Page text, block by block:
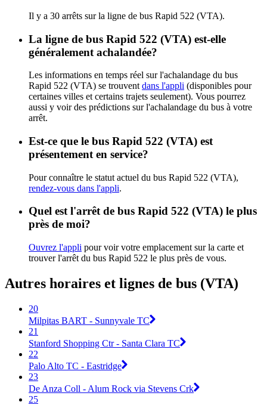
Il y a 30 arrêts sur la ligne de bus Rapid 522 (VTA).
La ligne de bus Rapid 522 (VTA) est-elle
généralement achalandée?
Les informations en temps réel sur l'achalandage du bus
Rapid 522 (VTA) se trouvent dans l'appli (disponibles pour
certaines villes et certains trajets seulement). Vous pourrez
aussi y voir des prédictions sur l'achalandage du bus à votre
arrêt.
Est-ce que le bus Rapid 522 (VTA) est
présentement en service?
Pour connaître le statut actuel du bus Rapid 522 (VTA),
rendez-vous dans l'appli.
Quel est l'arrêt de bus Rapid 522 (VTA) le plus
près de moi?
Ouvrez l'appli pour voir votre emplacement sur la carte et
trouver l'arrêt du bus Rapid 522 le plus près de vous.
Autres horaires et lignes de bus (VTA)
20
Milpitas BART - Sunnyvale TC
21
Stanford Shopping Ctr - Santa Clara TC
22
Palo Alto TC - Eastridge
23
De Anza Coll - Alum Rock via Stevens Crk
25